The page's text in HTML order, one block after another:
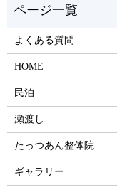
よくある質問
HOME
民泊
瀬渡し
たっつあん整体院
ギャラリー